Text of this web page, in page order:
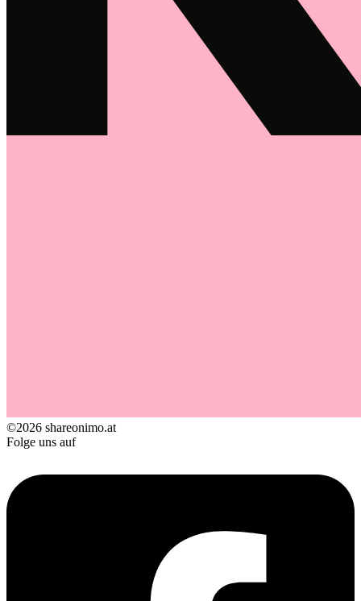
©2026 shareonimo.at
Folge uns auf